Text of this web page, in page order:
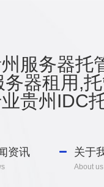
服务器托
器租用,
贵州IDC
资讯 关于
About us